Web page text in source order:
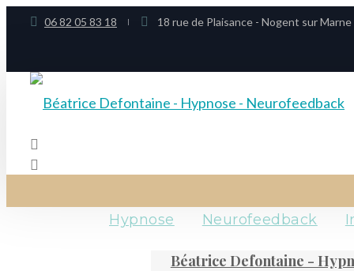
06 82 05 83 18 18 rue de Plaisance - Nogent sur Marne
Hypnose Neurofeedback
Béatrice Defontaine -